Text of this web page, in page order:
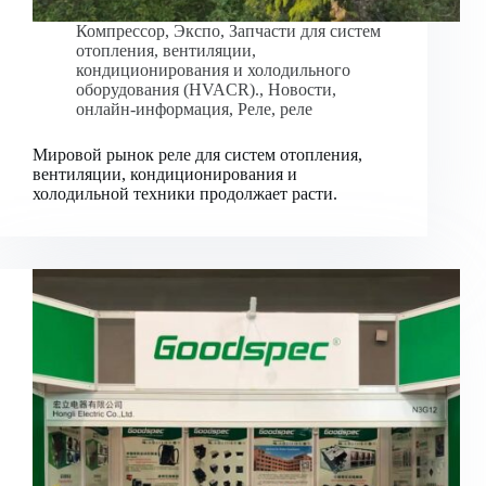
Компрессор, Экспо, Запчасти для систем
отопления, вентиляции,
кондиционирования и холодильного
оборудования (HVACR)., Новости,
онлайн-информация, Реле, реле
Мировой рынок реле для систем отопления,
вентиляции, кондиционирования и
холодильной техники продолжает расти.